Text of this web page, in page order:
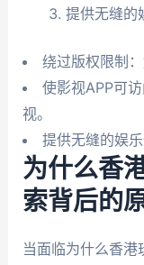
提供无缝的
绕过版权限制
使影视APP可
视。
提供无缝的娱
为什么香
索背后的
当面临为什么香